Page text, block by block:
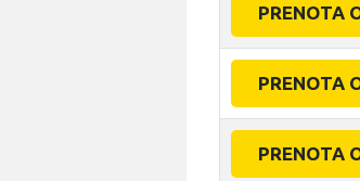
PRENOTA
PRENOTA
PRENOTA